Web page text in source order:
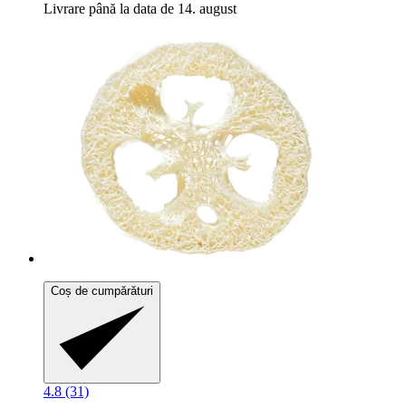
Livrare până la data de 14. august
Coș de cumpărături
4.8 (31)